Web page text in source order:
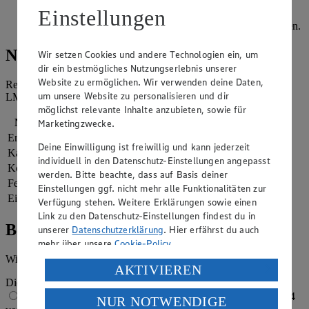
weitere 3–4 Minuten garen. Die Tortilla mit dem restlichen
Paprikapulver und fein gehackter Petersilie bestreut servieren.
Nährwerte
Referenzmenge für einen durchschnittlichen Erwachsenen laut
LMIV (8.400 kJ/2.000 kcal).
Nährwerte
pro Portion
Energie
Kalorien
529 kcal (26 %)
Kohlenhydrate 15 g
Fett
Eiweiß
26 g
Bewertung
Wie hat es dir geschmeckt?
Die Bewertung wird automatisch gespeichert
2 von 5 Sternen 3 von 5 Sternen
4
Einstellungen
Wir setzen Cookies und andere Technologien ein, um
dir ein bestmögliches Nutzungserlebnis unserer
Website zu ermöglichen. Wir verwenden deine Daten,
um unsere Website zu personalisieren und dir
möglichst relevante Inhalte anzubieten, sowie für
Marketingzwecke.
Deine Einwilligung ist freiwillig und kann jederzeit
individuell in den Datenschutz-Einstellungen angepasst
werden. Bitte beachte, dass auf Basis deiner
Einstellungen ggf. nicht mehr alle Funktionalitäten zur
Verfügung stehen. Weitere Erklärungen sowie einen
Link zu den Datenschutz-Einstellungen findest du in
unserer Datenschutzerklärung. Hier erfährst du auch
mehr über unsereCookie-Policy.
Verarbeitung deiner personenbezogenen Daten in den
USA durch Facebook und YouTube:
Wenn du auf „Aktivieren“ klickst, willigst du im Sinne
AKTIVIEREN
NUR NOTWENDIGE